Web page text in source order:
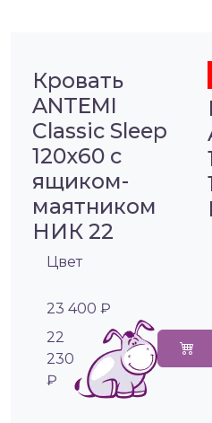
Кровать
ANTEMI
Classic Sleep
120х60 с
ящиком-
маятником
НИК 22
Цвет
23 400 ₽
22
230
₽